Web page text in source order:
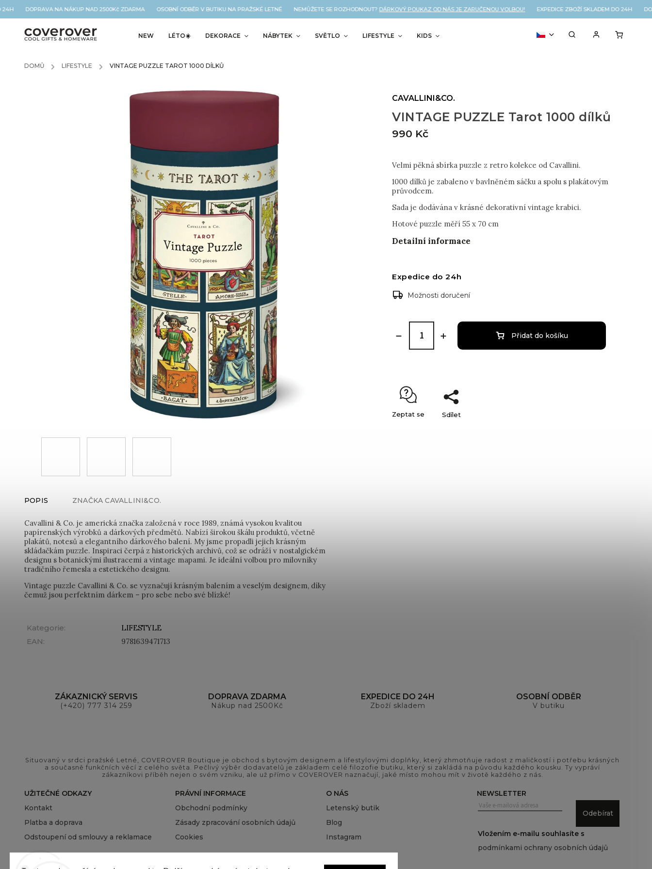
DOPRAVA NA NÁKUP NAD 2500Kč ZDARMA OSOBNÍ ODBĚR V BUTIKU NA PRAŽSKÉ LETNÉ NEMŮŽETE SE ROZHODNOUT?DÁRKOVÝ POUKAZ OD NÁS JE ZARUČENOU VOLBOU! EXPEDICE ZBOŽÍ SKLADEM DO 24H
NEW LÉTO☀️ DEKORACE NÁBYTEK SVĚTLO LIFESTYLE KIDS
DOMŮ / LIFESTYLE / VINTAGE PUZZLE TAROT 1000 DÍLKŮ
VINTAGE PUZZLE Tarot 1000 dílků
990 Kč
Velmi pěkná sbírka puzzle z retro kolekce od Cavallini.
1000 dílků je zabaleno v bavlněném sáčku a spolu s plakátovým
průvodcem.
Sada je dodávána v krásné dekorativní vintage krabici.
Hotové puzzle měří 55 x 70 cm
Detailní informace
CAVALLINI&CO.
Expedice do 24h
Možnosti doručení
Přidat do košíku
Zeptat se Sdílet
POPIS ZNAČKA CAVALLINI&CO.
Cavallini & Co. je americká značka založená v roce 1989, známá vysokou kvalitou
papírenských výrobků a dárkových předmětů. Nabízí širokou škálu produktů, včetně
plakátů, notesů a elegantního dárkového balení. My jsme propadli jejich krásným
skládačkám puzzle. Inspiraci čerpá z historických archivů, což se odráží v nostalgickém
designu s botanickými ilustracemi a vintage mapami. Je ideální volbou pro milovníky
tradičního řemesla a estetického designu.
Vintage puzzle Cavallini & Co. se vyznačují krásným balením a veselým designem, díky
čemuž jsou perfektním dárkem – pro sebe nebo své blízké!
Kategorie:
LIFESTYLE
EAN: 9781639471713
ZÁKAZNICKÝ SERVIS
(+420) 777 314 259
DOPRAVA ZDARMA
Nákup nad 2500Kč
EXPEDICE DO 24H
Zboží skladem
OSOBNÍ ODBĚR
V butiku
Situovaný v srdci pražské Letné, COVEROVER Boutique je obchod s bytovým designem a lifestylovými doplňky, který zhmotňuje radost z maličkostí i potřebu krásných
a současně funkčních věcí z celého světa. Pečlivý výběr dodavatelů je základem celé filozofie butiku, který si zakládá na původu každého kousku. Ty vypráví
zákazníkovi příběh nejen o svém vzniku, ale už přímo v COVEROVER naznačují, jaké místo mohou mít v životě každého z nás.
UŽITEČNÉ ODKAZY
Kontakt
Platba a doprava
Odstoupení od smlouvy a reklamace
PRÁVNÍ INFORMACE
Obchodní podmínky
Zásady zpracování osobních údajů
Cookies
O NÁS
Letenský butik
Blog
Instagram
NEWSLETTER
Odebírat
Vložením e-mailu souhlasíte s
podmínkami ochrany osobních údajů